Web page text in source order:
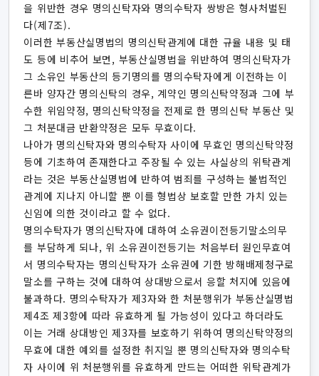
을 위반한 경우 명의신탁자와 명의수탁자 쌍방은 형사처벌된
다(제7조).
이러한 부동산실명법의 명의신탁관계에 대한 규율 내용 및 태
도 등에 비추어 보면, 부동산실명법을 위반하여 명의신탁자가
그 소유인 부동산의 등기명의를 명의수탁자에게 이전하는 이
른바 양자간 명의신탁의 경우, 계약인 명의신탁약정과 그에 부
수한 위임약정, 명의신탁약정을 전제로 한 명의신탁 부동산 및
그 처분대금 반환약정은 모두 무효이다.
나아가 명의신탁자와 명의수탁자 사이에 무효인 명의신탁약정
등에 기초하여 존재한다고 주장될 수 있는 사실상의 위탁관계
라는 것은 부동산실명법에 반하여 범죄를 구성하는 불법적인
관계에 지나지 아니할 뿐 이를 형법상 보호할 만한 가치 있는
신임에 의한 것이라고 할 수 없다.
명의수탁자가 명의신탁자에 대하여 소유권이전등기말소의무
를 부담하게 되나, 위 소유권이전등기는 처음부터 원인무효여
서 명의수탁자는 명의신탁자가 소유권에 기한 방해배제청구로
말소를 구하는 것에 대하여 상대방으로서 응할 처지에 있음에
불과하다. 명의수탁자가 제3자와 한 처분행위가 부동산실명법
제4조 제3항에 따라 유효하게 될 가능성이 있다고 하더라도
이는 거래 상대방인 제3자를 보호하기 위하여 명의신탁약정의
무효에 대한 예외를 설정한 취지일 뿐 명의신탁자와 명의수탁
자 사이에 위 처분행위를 유효하게 만드는 어떠한 위탁관계가